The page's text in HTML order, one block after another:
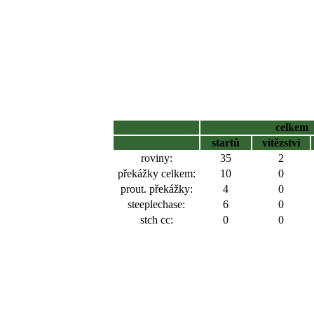
celkem
startů
vítězství
roviny:
35
2
překážky celkem:
10
0
prout. překážky:
4
0
steeplechase:
6
0
stch cc:
0 0